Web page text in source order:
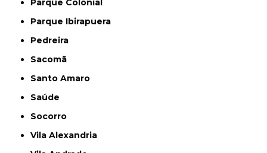
Parque Colonial
Parque Ibirapuera
Pedreira
Sacomã
Santo Amaro
Saúde
Socorro
Vila Alexandria